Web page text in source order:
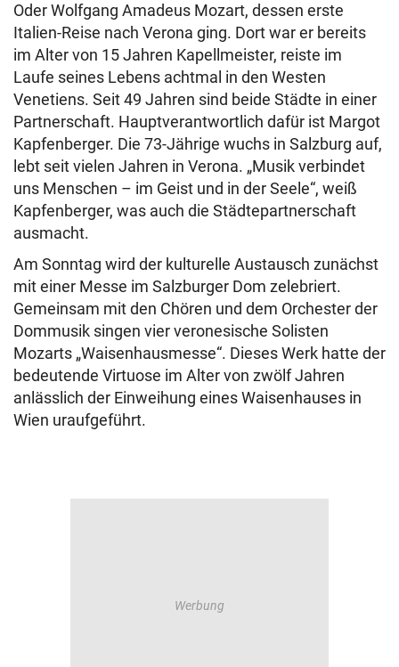
Oder Wolfgang Amadeus Mozart, dessen erste
Italien-Reise nach Verona ging. Dort war er bereits
im Alter von 15 Jahren Kapellmeister, reiste im
Laufe seines Lebens achtmal in den Westen
Venetiens. Seit 49 Jahren sind beide Städte in einer
Partnerschaft. Hauptverantwortlich dafür ist Margot
Kapfenberger. Die 73-Jährige wuchs in Salzburg auf,
lebt seit vielen Jahren in Verona. „Musik verbindet
uns Menschen – im Geist und in der Seele“, weiß
Kapfenberger, was auch die Städtepartnerschaft
ausmacht.
Am Sonntag wird der kulturelle Austausch zunächst
mit einer Messe im Salzburger Dom zelebriert.
Gemeinsam mit den Chören und dem Orchester der
Dommusik singen vier veronesische Solisten
Mozarts „Waisenhausmesse“. Dieses Werk hatte der
bedeutende Virtuose im Alter von zwölf Jahren
anlässlich der Einweihung eines Waisenhauses in
Wien uraufgeführt.